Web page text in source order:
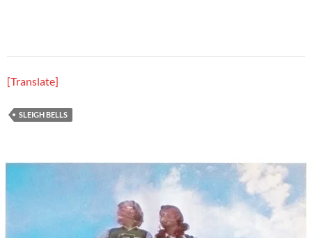
[Translate]
SLEIGH BELLS